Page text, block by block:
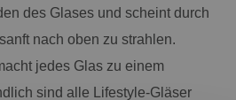
des Glases und scheint durch
nach oben zu strahlen.
jedes Glas zu einem
sind alle Lifestyle-Gläser